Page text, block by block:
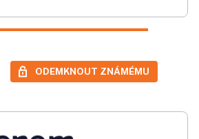
ODEMKNOUT ZNÁMÉMU